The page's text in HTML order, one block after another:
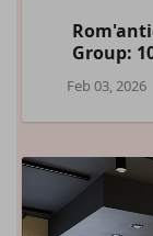
Group:
Feb 03, 2026